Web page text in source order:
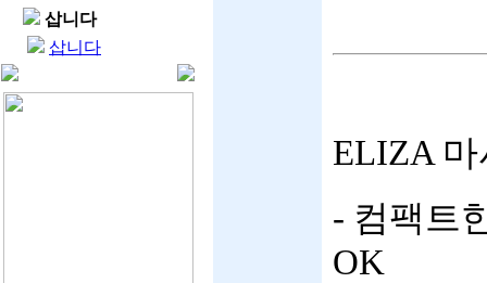
삽니다
삽니다
ELIZA
- 컴팩트
OK